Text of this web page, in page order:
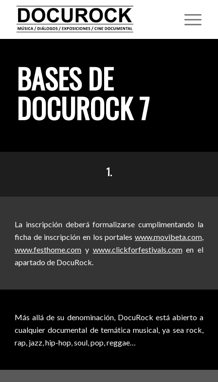
BASES DE
DOCUROCK 7
1.
La inscripción deberá formalizarse cumplimentando la
ficha de inscripción en los portales www.movibeta.com
www.festhome.com y www.clickforfestivals.comen el
apartado de DocuRock.
Más allá de su denominación, DocuRock está abierto a
cualquier documental de temática musical, ya sea rock,
rap, jazz, hip-hop, soul, pop, reggae…